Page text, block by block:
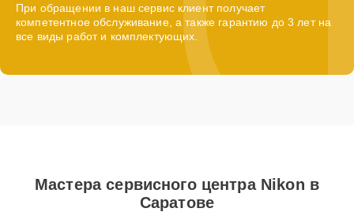
При обращении в наш сервис клиент получает
компетентное обслуживание, а также гарантию до 3 лет на
все виды работ и комплектующих.
Мастера сервисного центра Nikon в
Саратове